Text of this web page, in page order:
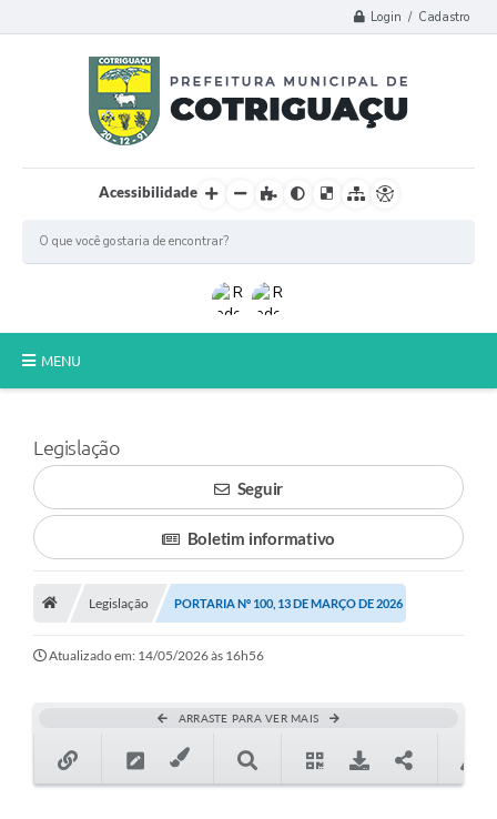
Login / Cadastro
Acessibilidade
MENU
Poder Legislativo
A Prefeitura
Município
Galeria de Fotos
Legislação
Seguir
Boletim informativo
Legislação PORTARIA Nº 100, 13 DE MARÇO DE 2026
Atualizado em: 14/05/2026 às 16h56
ARRASTE PARA VER MAIS